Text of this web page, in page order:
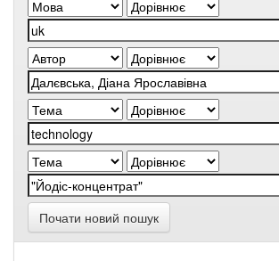
Почати новий пошук